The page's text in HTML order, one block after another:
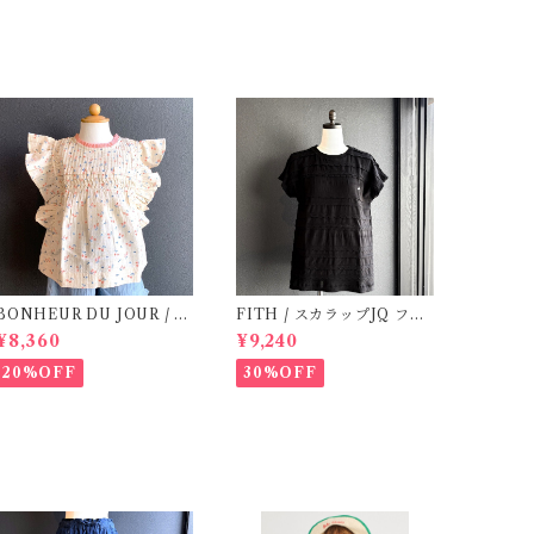
DU JOUR / T
BlOUSE (Rose
20%OFF
FITH / スカラップJQ フレ
ンチスリーブTシャツ (Blac
k) / Size 1・2
¥9,240
30%OFF